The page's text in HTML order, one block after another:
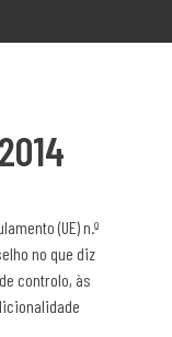
(UE) n.º
no que diz
controlo, às